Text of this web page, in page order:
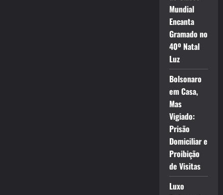
Mundial
Encanta
Gramado no
40º Natal
Luz
Bolsonaro
em Casa,
Mas
Vigiado:
Prisão
Domiciliar e
Proibição
de Visitas
Luxo